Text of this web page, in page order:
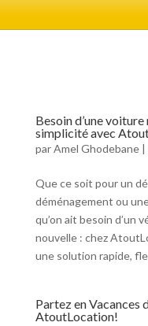
Besoin d’une
simplicité avec
parAmel Ghodebane|
Que ce soit pour un
déménagement ou
qu’on ait besoin d’un
nouvelle : chez
une solution rapide,
Partez en Vacances
AtoutLocation!